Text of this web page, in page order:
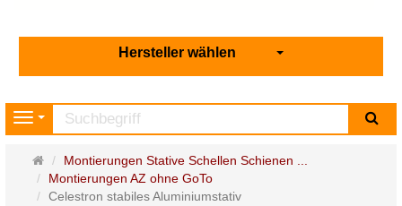
Hersteller wählen
Navigation
Startseite
Montierungen Stative Schellen Schienen ...
Montierungen AZ ohne GoTo
Celestron stabiles Aluminiumstativ